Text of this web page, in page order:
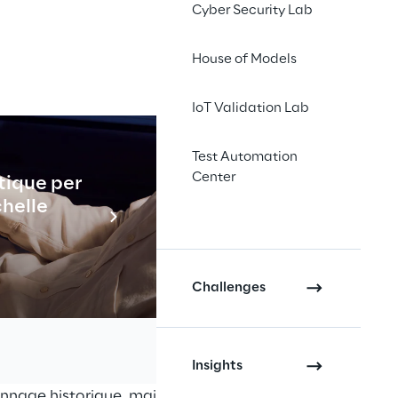
per
Cyber Security Lab
House of Models
IoT Validation Lab
Test Automation
Center
Challenges
Insights
en plus
et
non seulement pour